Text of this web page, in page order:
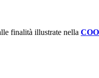
finalità illustrate nella